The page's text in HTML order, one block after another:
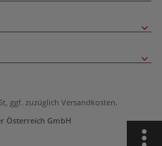
ggf. zuzüglich Versandkosten.
Österreich GmbH